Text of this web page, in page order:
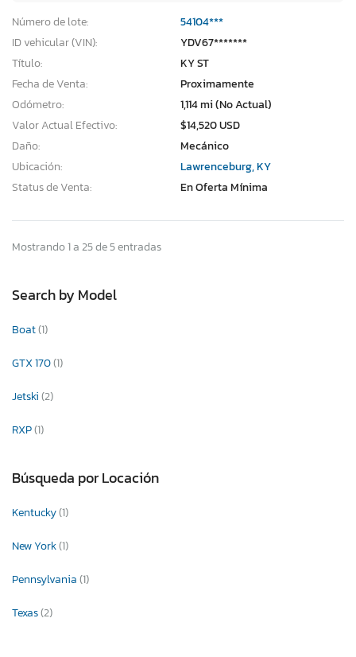
Número de lote:
54104***
ID vehicular (VIN):
YDV67*******
Título:
KY ST
Fecha de Venta:
Proximamente
Odómetro:
1,114 mi (No Actual)
Valor Actual Efectivo:
$14,520 USD
Daño:
Mecánico
Ubicación:
Lawrenceburg, KY
Status de Venta:
En Oferta Mínima
Mostrando 1 a 25 de 5 entradas
Search by Model
Boat(1)
GTX 170(1)
Jetski(2)
RXP(1)
Búsqueda por Locación
Kentucky(1)
New York(1)
Pennsylvania(1)
Texas(2)